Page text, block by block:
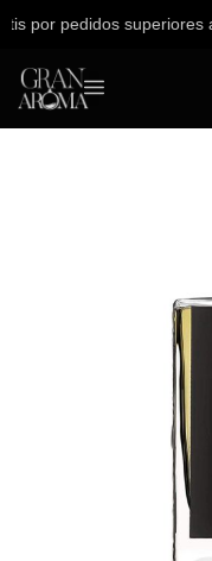
por pedidos superiores a